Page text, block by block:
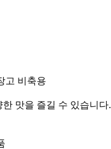
고 비축용
맛을 즐길 수 있습니다.